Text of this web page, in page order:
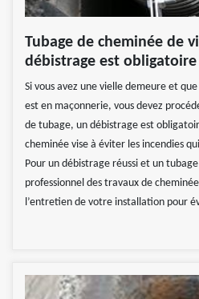
Tubage de cheminée de
débistrage est obligatoire
Si vous avez une vielle demeure et
est en maçonnerie, vous devez
de tubage, un débistrage est
cheminée vise à éviter les incendies
Pour un débistrage réussi et un
professionnel des travaux de
l’entretien de votre installation pour